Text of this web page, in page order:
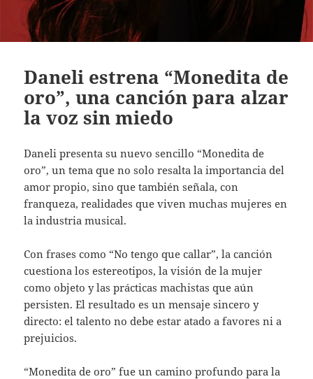
Daneli estrena “Monedita de
oro”, una canción para alzar
la voz sin miedo
Daneli presenta su nuevo sencillo “Monedita de
oro”, un tema que no solo resalta la importancia del
amor propio, sino que también señala, con
franqueza, realidades que viven muchas mujeres en
la industria musical.
Con frases como “No tengo que callar”, la canción
cuestiona los estereotipos, la visión de la mujer
como objeto y las prácticas machistas que aún
persisten. El resultado es un mensaje sincero y
directo: el talento no debe estar atado a favores ni a
prejuicios.
“Monedita de oro” fue un camino profundo para la